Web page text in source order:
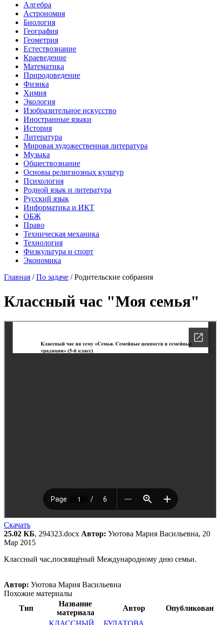
Алгебра
Астрономия
Биология
География
Геометрия
Естествознание
Краеведение
Математика
Природоведение
Физика
Химия
Экология
Изобразительное искусство
Иностранные языки
История
Литература
Мировая художественная литература
Музыка
Обществознание
Основы религиозных культур
Психология
Родной язык и литература
Русский язык
Информатика и ИКТ
ОБЖ
Право
Техническая механика
Технология
Физкультура и спорт
Экономика
Главная /По задаче /Родительские собрания
Классный час "Моя семья"
Скачать
25.02 КБ, 294323.docx Автор: Уютова Мария Васильевна, 20
Мар 2015
Классный час,посвящёный Международному дню семьи.
Автор: Уютова Мария Васильевна
Похожие материалы
Тип
Название
материала
Автор
Опубликован